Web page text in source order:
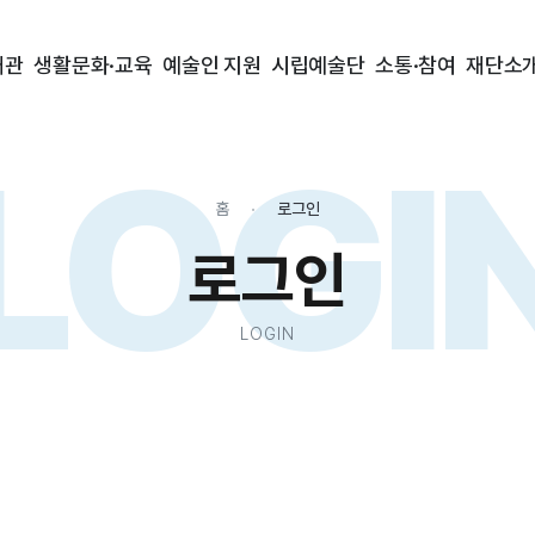
관 생활문화·교육 예술인 지원 시립예술단 소통·참여 재단소
홈 로그인
로그인
LOGIN